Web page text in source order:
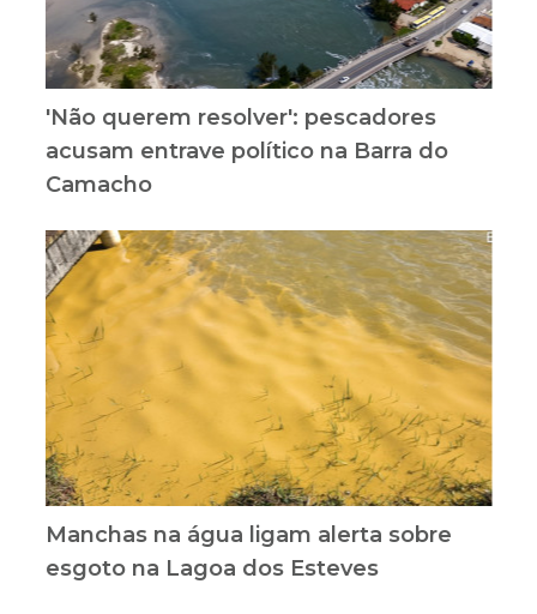
'Não querem resolver': pescadores
acusam entrave político na Barra do
Camacho
Manchas na água ligam alerta sobre
esgoto na Lagoa dos Esteves